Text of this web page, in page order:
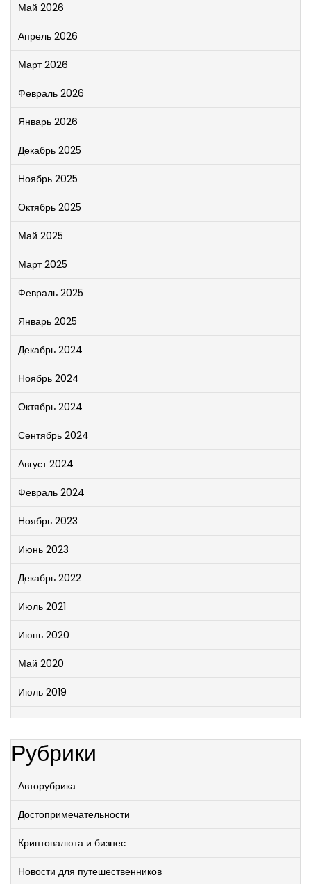
Май 2026
Апрель 2026
Март 2026
Февраль 2026
Январь 2026
Декабрь 2025
Ноябрь 2025
Октябрь 2025
Май 2025
Март 2025
Февраль 2025
Январь 2025
Декабрь 2024
Ноябрь 2024
Октябрь 2024
Сентябрь 2024
Август 2024
Февраль 2024
Ноябрь 2023
Июнь 2023
Декабрь 2022
Июль 2021
Июнь 2020
Май 2020
Июль 2019
Рубрики
Авторубрика
Достопримечательности
Криптовалюта и бизнес
Новости для путешественников